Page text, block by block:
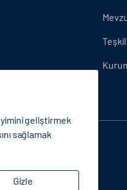
hakları saklıdır.
geliştirmek
sağlamak
Gizle